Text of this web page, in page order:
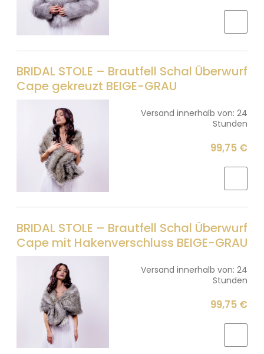
BRIDAL STOLE – Brautfell Schal Überwurf
Cape gekreuzt BEIGE-GRAU
Versand innerhalb von: 24
Stunden
99,75 €
BRIDAL STOLE – Brautfell Schal Überwurf
Cape mit Hakenverschluss BEIGE-GRAU
Versand innerhalb von: 24
Stunden
99,75 €